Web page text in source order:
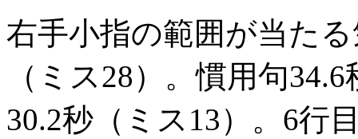
右手小指の範囲が当た
（ミス28）。慣用句
30.2秒（ミス13）。6行